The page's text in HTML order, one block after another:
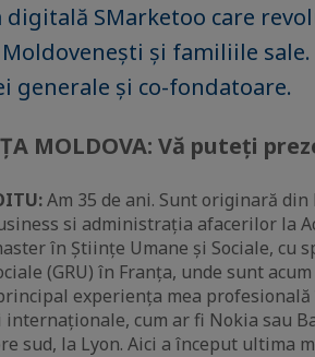
SMarketoo care
și familiile
generale și co-fondatoare.
MOLDOVA: Vă puteți
Am 35 de ani. Sunt originară
si administrația afacerilor la
în Științe Umane și Sociale, cu
(GRU) în Franța, unde sunt
experiența mea
cum ar fi Nokia sau
sud, la Lyon. Aici a început ultima